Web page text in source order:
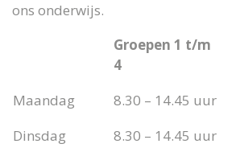
ons onderwijs.
Groepen 1 t/m
4
Maandag
8.30 – 14.45 uur
Dinsdag
8.30 – 14.45 uur